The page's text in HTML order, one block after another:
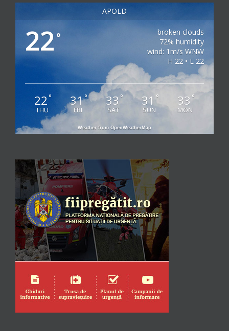
APOLD
22 °
broken clouds
72% humidity
wind: 1m/s WNW
H 22 • L 22
22°
THU
31°
FRI
33°
SAT
31 °
SUN
33 °
MON
Weather from OpenWeatherMap